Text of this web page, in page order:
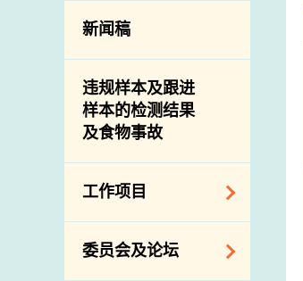
组织结构
介绍短片
新闻稿
违规样本及跟进
样本的检测结果
及食物事故
工作项目
降低膳食中的钠和
糖
委员会及论坛